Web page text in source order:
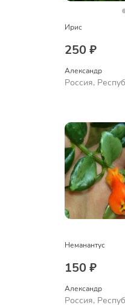
Ирис
250 ₽
Александр
Россия,
Неманантус
150 ₽
Александр
Россия,